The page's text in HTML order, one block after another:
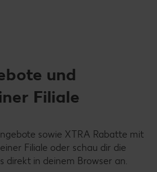
und
Filiale
sowie XTRA Rabatte mit
Filiale oder schau dir die
direkt in deinem Browser an.